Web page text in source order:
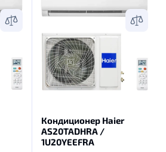
Кондиционер Haier
AS20TADHRA /
1U20YEEFRA